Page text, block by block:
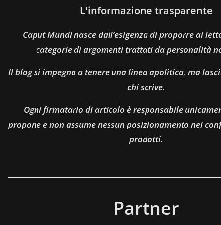
L'informazione trasparente
Caput Mundi nasce dall’esigenza di proporre ai
categorie di argomenti trattati da personalità
Il blog si impegna a tenere una linea apolitica, ma
chi scrive.
Ogni firmatario di articolo è responsabile
propone e non assume nessun posizionamento nei
prodotti.
Partner